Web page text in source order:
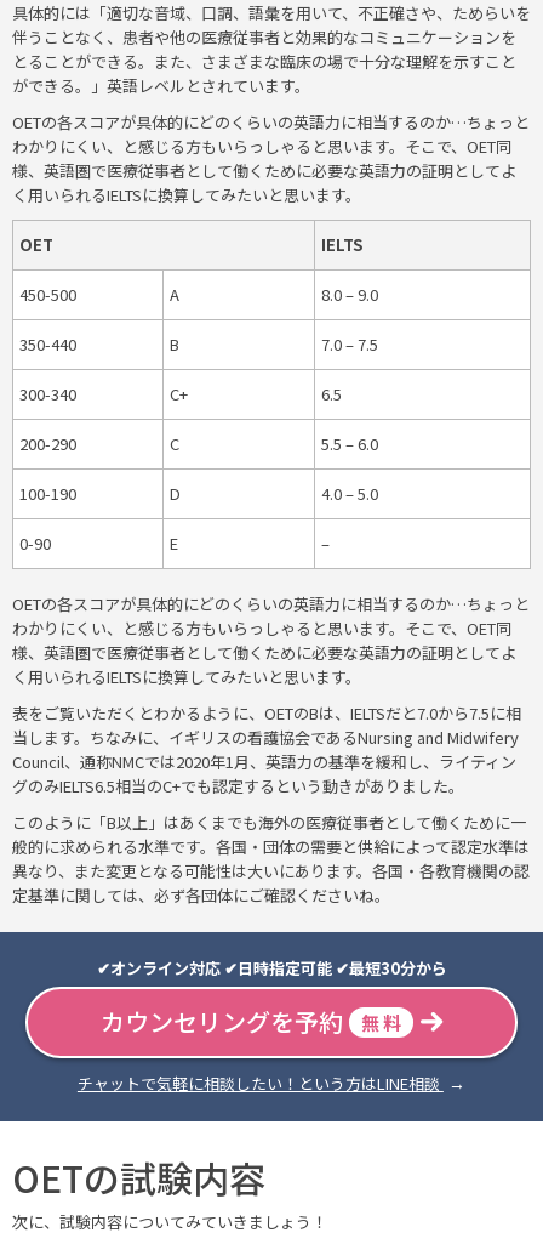
具体的には「適切な音域、口調、語彙を用いて、不正確さや、ためらいを
伴うことなく、患者や他の医療従事者と効果的なコミュニケーションを
とることができる。また、さまざまな臨床の場で十分な理解を示すこと
ができる。」英語レベルとされています。
OETの各スコアが具体的にどのくらいの英語力に相当するのか…ちょっと
わかりにくい、と感じる方もいらっしゃると思います。そこで、OET同
様、英語圏で医療従事者として働くために必要な英語力の証明としてよ
く用いられるIELTSに換算してみたいと思います。
OET IELTS
450-500 A 8.0 – 9.0
350-440 B 7.0 – 7.5
300-340 C+ 6.5
200-290 C 5.5 – 6.0
100-190 D 4.0 – 5.0
0-90 E –
OETの各スコアが具体的にどのくらいの英語力に相当するのか…ちょっと
わかりにくい、と感じる方もいらっしゃると思います。そこで、OET同
様、英語圏で医療従事者として働くために必要な英語力の証明としてよ
く用いられるIELTSに換算してみたいと思います。
表をご覧いただくとわかるように、OETのBは、IELTSだと7.0から7.5に相
当します。ちなみに、イギリスの看護協会であるNursing and Midwifery
Council、通称NMCでは2020年1月、英語力の基準を緩和し、ライティン
グのみIELTS6.5相当のC+でも認定するという動きがありました。
このように「B以上」はあくまでも海外の医療従事者として働くために一
般的に求められる水準です。各国・団体の需要と供給によって認定水準は
異なり、また変更となる可能性は大いにあります。各国・各教育機関の認
定基準に関しては、必ず各団体にご確認くださいね。
✔︎オンライン対応 ✔︎日時指定可能 ✔︎最短30分から
カウンセリングを予約 無 料
チャットで気軽に相談したい！という方はLINE相談
OETの試験内容
次に、試験内容についてみていきましょう！